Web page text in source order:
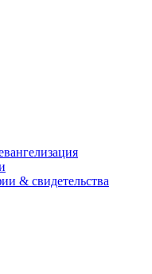
& свидетельства